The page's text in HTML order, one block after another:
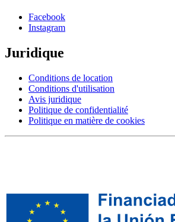
Facebook
Instagram
Juridique
Conditions de location
Conditions d'utilisation
Avis juridique
Politique de confidentialité
Politique en matière de cookies